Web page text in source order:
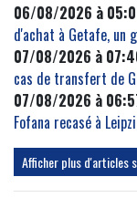
06/08/2026 à
d'achat à Getafe, un
07/08/2026 à
cas de transfert de
07/08/2026 à
Fofana recasé à
Afficher plus d'articles